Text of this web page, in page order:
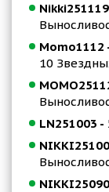
Nikki251119
Momo1112
10
LN251003 -